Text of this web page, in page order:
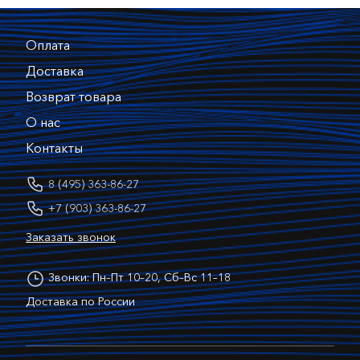
Оплата
Доставка
Возврат товара
О нас
Контакты
8 (495) 363-86-27
+7 (903) 363-86-27
Заказать звонок
Звонки: Пн–Пт 10–20, Сб–Вс 11–18
Доставка по России